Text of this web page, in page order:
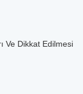
Ve Dikkat Edilmesi